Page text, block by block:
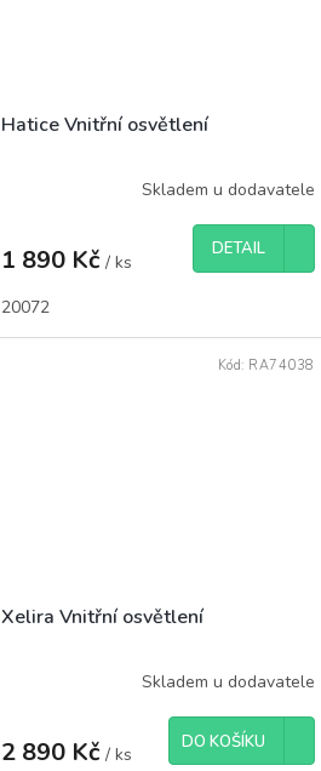
Hatice Vnitřní osvětlení
Skladem u dodavatele
1 890 Kč/ ks
DETAIL
20072
Xelira Vnitřní osvětlení
Skladem u dodavatele
2 890 Kč/ ks
DO KOŠÍKU
Kód: RA74038